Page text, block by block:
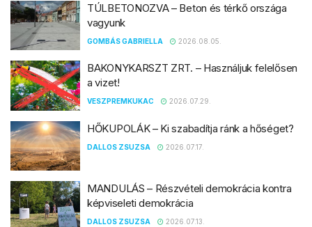
TÚLBETONOZVA – Beton és térkő országa
vagyunk
GOMBÁS GABRIELLA 2026.08.05.
BAKONYKARSZT ZRT. – Használjuk felelősen
a vizet!
VESZPREMKUKAC 2026.07.29.
HŐKUPOLÁK – Ki szabadítja ránk a hőséget?
DALLOS ZSUZSA 2026.07.17.
MANDULÁS – Részvételi demokrácia kontra
képviseleti demokrácia
DALLOS ZSUZSA 2026.07.13.